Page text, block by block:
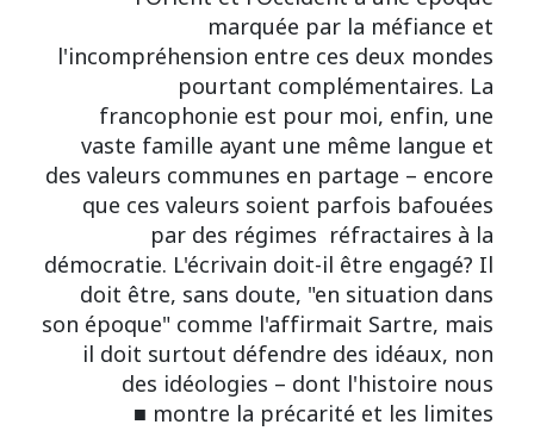
marquée par la méfiance et
l'incompréhension entre ces deux mondes
pourtant complémentaires. La
francophonie est pour moi, enfin, une
vaste famille ayant une même langue et
des valeurs communes en partage – encore
que ces valeurs soient parfois bafouées
par des régimes réfractaires à la
démocratie. L'écrivain doit-il être engagé? Il
doit être, sans doute, "en situation dans
son époque" comme l'affirmait Sartre, mais
il doit surtout défendre des idéaux, non
des idéologies – dont l'histoire nous
montre la précarité et les limites ■